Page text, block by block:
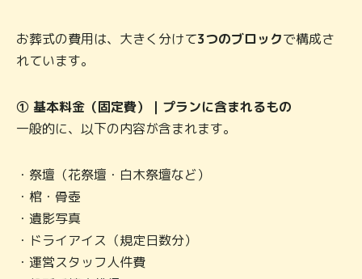
お葬式の費用は、大きく分けて3つのブロックで構成さ
れています。
① 基本料金（固定費）｜プランに含まれるもの
一般的に、以下の内容が含まれます。
・祭壇（花祭壇・白木祭壇など）
・棺・骨壺
・遺影写真
・ドライアイス（規定日数分）
・運営スタッフ人件費